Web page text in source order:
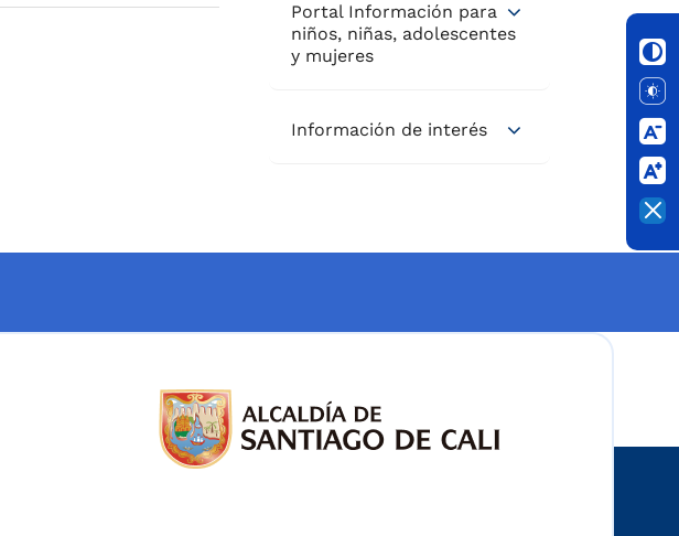
Portal Información para
niños, niñas, adolescentes
y mujeres
Información de interés